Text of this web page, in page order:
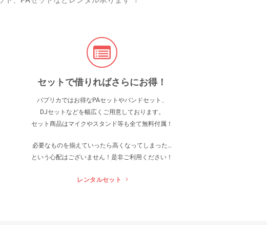
セットで借りればさらにお得！
パプリカではお得なPAセットやバンドセット、
DJセットなどを幅広くご用意しております。
セット商品はマイクやスタンド等も全て無料付属！
必要なものを揃えていったら高くなってしまった…
という心配はございません！是非ご利用ください！
レンタルセット